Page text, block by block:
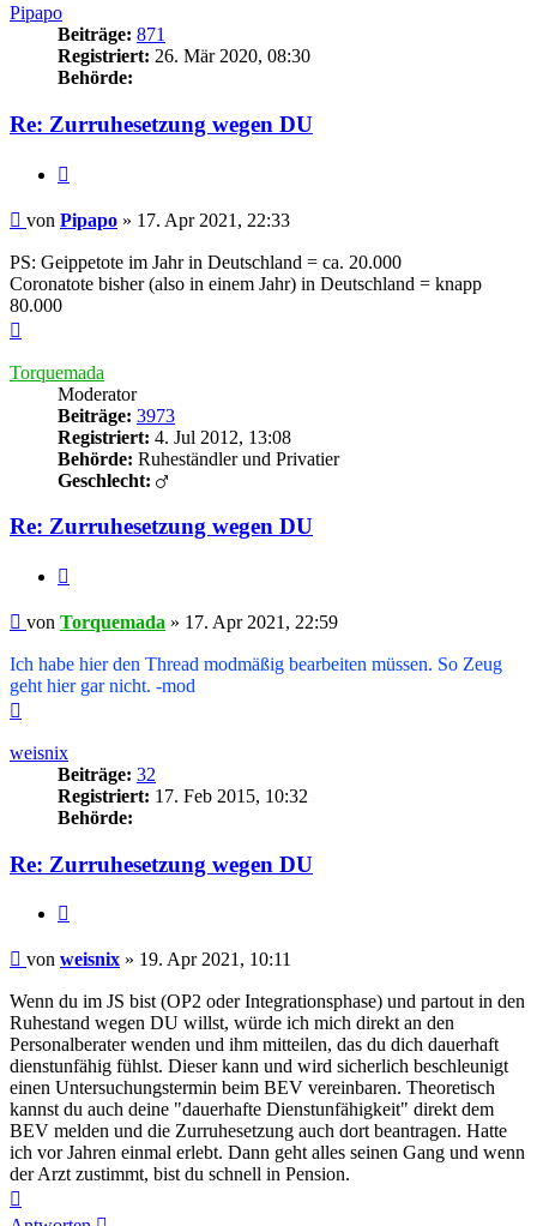
Pipapo
Beiträge: 871
Registriert: 26. Mär 2020, 08:30
Behörde:
Re: Zurruhesetzung wegen DU
Beitrag
von Pipapo » 17. Apr 2021, 22:33
PS: Geippetote im Jahr in Deutschland = ca. 20.000
Coronatote bisher (also in einem Jahr) in Deutschland = knapp
80.000
Torquemada
Moderator
Beiträge: 3973
Registriert: 4. Jul 2012, 13:08
Behörde: Ruheständler und Privatier
Geschlecht:
Re: Zurruhesetzung wegen DU
Beitrag
von Torquemada » 17. Apr 2021, 22:59
Ich habe hier den Thread ­mod­mäßig bearbeiten ­müssen. So Zeug
geht hier gar nicht. -­mod
weisnix
Beiträge: 32
Registriert: 17. Feb 2015, 10:32
Behörde:
Re: Zurruhesetzung wegen DU
Beitrag
von weisnix » 19. Apr 2021, 10:11
Wenn du im JS bist (OP2 oder Integrationsphase) und partout in den
Ruhestand wegen DU willst, würde ich mich direkt an den
Personalberater wenden und ihm mitteilen, das du dich dauerhaft
dienstunfähig fühlst. Dieser kann und wird sicherlich beschleunigt
einen Untersuchungstermin beim BEV vereinbaren. Theoretisch
kannst du auch deine "dauerhafte Dienstunfähigkeit" direkt dem
BEV melden und die Zurruhesetzung auch dort beantragen. Hatte
ich vor Jahren einmal erlebt. Dann geht alles seinen Gang und wenn
der Arzt zustimmt, bist du schnell in Pension.
oben